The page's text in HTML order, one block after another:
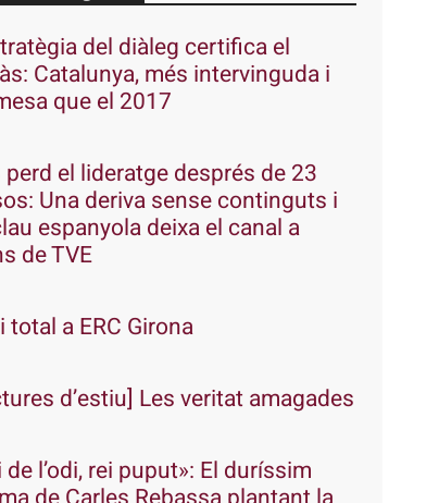
del diàleg certifica el
Catalunya, més intervinguda i
que el 2017
perd el lideratge després de 23
Una deriva sense continguts i
espanyola deixa el canal a
de TVE
total a ERC Girona
d’estiu] Les veritat amagades
de l’odi, rei puput»: El duríssim